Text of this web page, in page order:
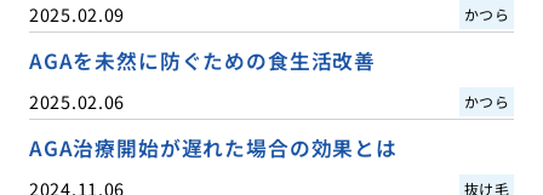
2025.02.09 かつら
AGAを未然に防ぐための食生活改善
2025.02.06 かつら
AGA治療開始が遅れた場合の効果とは
2024.11.06 抜け毛